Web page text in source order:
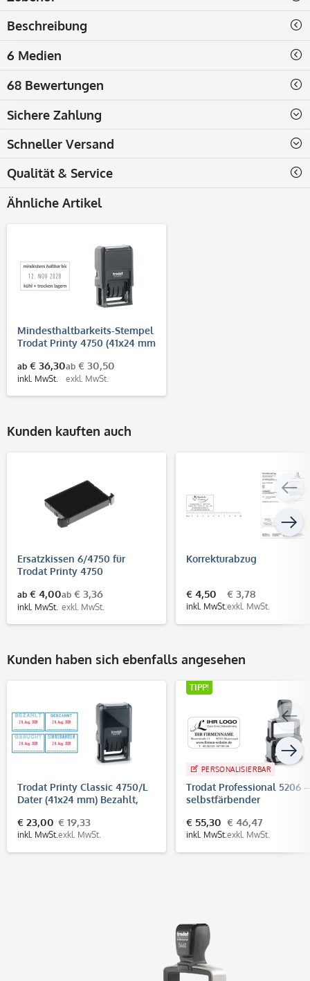
Beschreibung
6 Medien
68 Bewertungen
Sichere Zahlung
Schneller Versand
Qualität & Service
Ähnliche Artikel
Mindesthaltbarkeits-Stempel
Trodat Printy 4750 (41x24 mm
ab € 36,30
inkl. MwSt.
ab € 30,50
exkl. MwSt.
Kunden kauften auch
Ersatzkissen 6/4750 für
Trodat Printy 4750
ab € 4,00
inkl. MwSt.
ab € 3,36
exkl. MwSt.
Korrekturabzug
€ 4,50
inkl. MwSt.
€ 3,78
exkl. MwSt.
Kunden haben sich ebenfalls angesehen
Trodat Printy Classic 4750/L
Dater (41x24 mm) Bezahlt,
Eingegangen (Datumstempe
€ 23,00
inkl. MwSt.
€ 19,33
exkl. MwSt.
TIPP!
PERSONALISIERBAR
Trodat Professional 5206 –
selbstfärbender
mm, 7 Zeilen
€ 55,30
inkl. MwSt.
€ 46,47
exkl. MwSt.